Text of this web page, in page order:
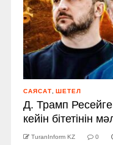
САЯСАТ ШЕТЕЛ
Д. Трамп
кейін бітетінін
TuranInform KZ 0